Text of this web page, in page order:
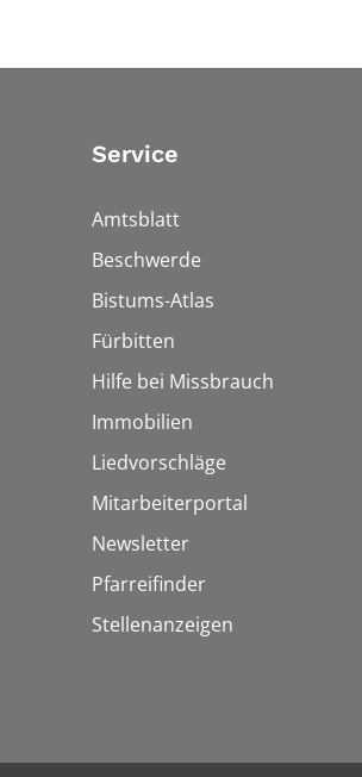
Service
Amtsblatt
Beschwerde
Bistums-Atlas
Fürbitten
Hilfe bei Missbrauch
Immobilien
Liedvorschläge
Mitarbeiterportal
Newsletter
Pfarreifinder
Stellenanzeigen